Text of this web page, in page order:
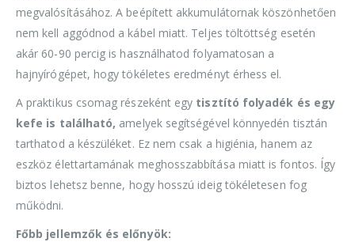
megvalósításához. A beépített akkumulátornak köszönhetően
nem kell aggódnod a kábel miatt. Teljes töltöttség esetén
akár 60-90 percig is használhatod folyamatosan a
hajnyírógépet, hogy tökéletes eredményt érhess el.
A praktikus csomag részeként egy tisztító folyadék és egy
kefe is található, amelyek segítségével könnyedén tisztán
tarthatod a készüléket. Ez nem csak a higiénia, hanem az
eszköz élettartamának meghosszabbítása miatt is fontos. Így
biztos lehetsz benne, hogy hosszú ideig tökéletesen fog
működni.
Főbb jellemzők és előnyök: